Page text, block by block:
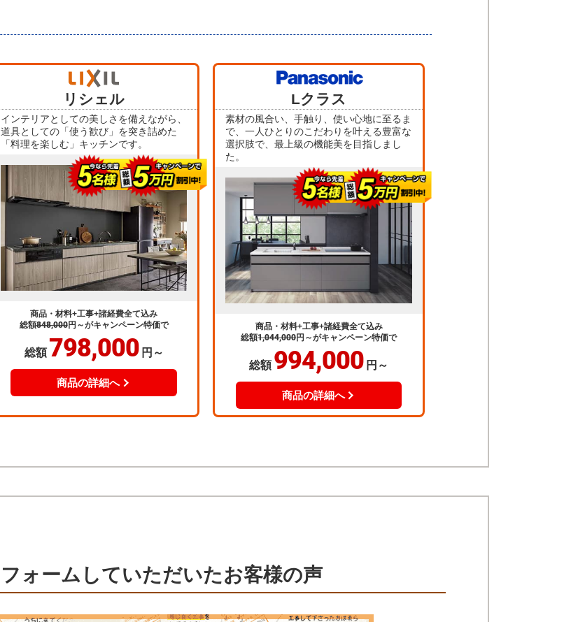
リシェル
インテリアとしての美しさを備えながら、
道具としての「使う歓び」を突き詰めた
「料理を楽しむ」キッチンです。
商品・材料+工事+諸経費全て込み
総額848,000円～がキャンペーン特価で
総額 798,000 円～
商品の詳細へ
Lクラス
素材の風合い、手触り、使い心地に至るま
で、一人ひとりのこだわりを叶える豊富な
選択肢で、最上級の機能美を目指しまし
た。
商品・材料+工事+諸経費全て込み
総額1,044,000円～がキャンペーン特価で
総額 994,000 円～
商品の詳細へ
ォームしていただいたお客様の声